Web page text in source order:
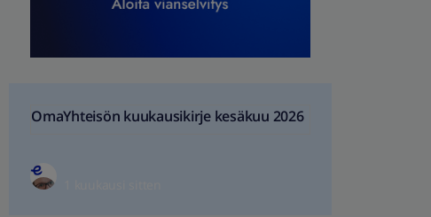
OmaYhteisön kuukausikirje kesäkuu 2026